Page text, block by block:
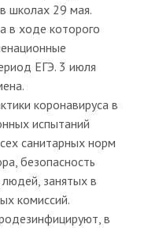
школах 29 мая.
в ходе которого
ЕГЭ. 3 июля
коронавируса в
испытаний
санитарных норм
безопасность
людей, занятых в
комиссий.
в